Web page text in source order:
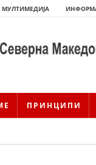
МУЛТИМЕДИЈА
ПРИНЦИПИ